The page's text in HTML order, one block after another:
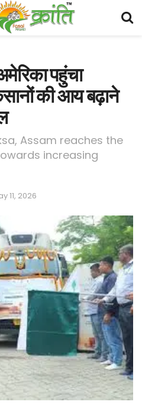
पहुंचा
की आय बढ़ाने
Assam reaches the
increasing
11, 2026